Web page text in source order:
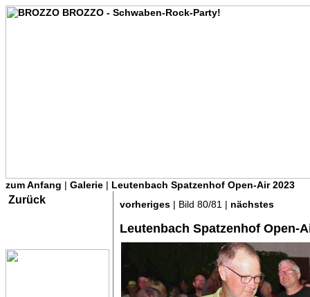
zum Anfang | Galerie | Leutenbach Spatzenhof Open-Air 2023
Zurück vorheriges | Bild 80/81 | nächstes
Leutenbach Spatzenhof Open-